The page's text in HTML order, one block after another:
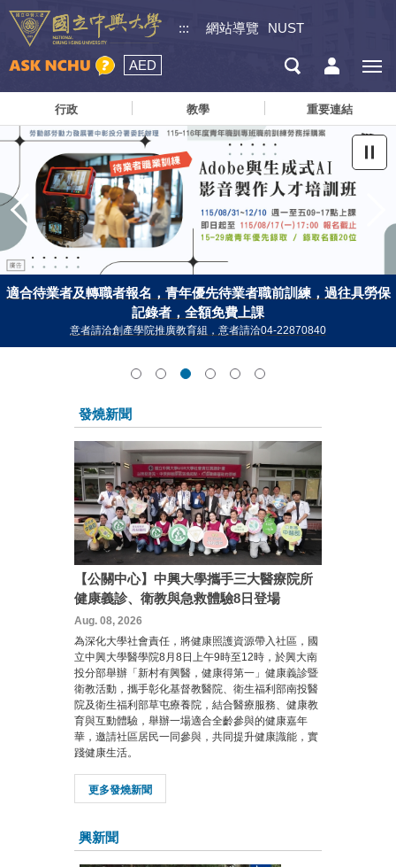
::: 網站導覽 NUST
AED
行政 教學 重要連結
115學年度春季班外籍學位生
115學年度春季班外籍學位生
興大校友APP 115年歡慶畢業季活動
5月25日(一)至9月12日(六)
適合待業者及轉職者報名，青年優先待業者職前訓練，過往具勞保
記錄者，全額免費上課
意者請洽創產學院推廣教育組，意者請洽04-22870840
9/2(三) 115-1學期 興大理學院 EMI課程說明會，歡迎報名參與！
~即日起 8/20(四)前 線上報名提供餐盒及小禮品~
全程參與並完成簽到退者，核發4小時學術研究倫理研習證明
「第三屆全國大專院校專利大戰桌遊競賽(含深耕課程)」熱烈報名
中
發燒新聞
【公關中心】中興大學攜手三大醫療院所
健康義診、衛教與急救體驗8日登場
Aug. 08, 2026
為深化大學社會責任，將健康照護資源帶入社區，國
立中興大學醫學院8月8日上午9時至12時，於興大南
投分部舉辦「新村有興醫，健康得第一」健康義診暨
衛教活動，攜手彰化基督教醫院、衛生福利部南投醫
院及衛生福利部草屯療養院，結合醫療服務、健康教
育與互動體驗，舉辦一場適合全齡參與的健康嘉年
華，邀請社區居民一同參與，共同提升健康識能，實
踐健康生活。
更多發燒新聞
興新聞